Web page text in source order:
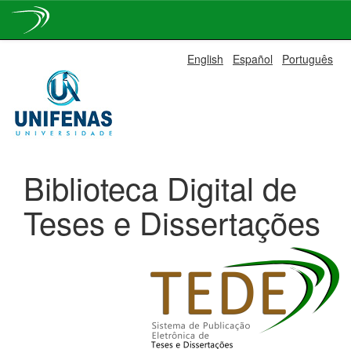
navigation
English Español Português
Biblioteca Digital de
Teses e Dissertações